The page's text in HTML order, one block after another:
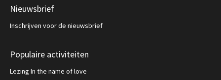
Nieuwsbrief
Inschrijven voor de nieuwsbrief
Populaire activiteiten
Lezing In the name of love